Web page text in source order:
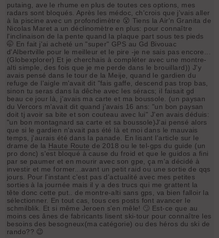
putaing, ave le rhume en plus de toutes ces options, mes
radars sont bloqués. Après les médoc, ch'crois que j'vais aller
à la piscine avec un profondimètre 😮 Tiens la Air'n Granita de
Nicolas Maret a un déclinomètre en plus: pour connaître
l'inclinaison de la pente quand la plaque part sous tes pieds
🤭 En fait j'ai acheté un "super" GPS au Gd Bivouac
d'Albertville pour le meilleur et le pire -je ne sais pas encore...
(Globexplorer) Et je cherchais à compléter avec une montre-
alti simple, des fois que je me perde dans le brouillard)) J'y
avais pensé dans le tour de la Meije, quand le gardien du
refuge de l'aigle m'avait dit "fais gaffe, descend pas trop bas,
sinon tu seras dans la dêche avec les séracs; il faisait gd
beau ce jour là, j'avais ma carte et ma boussole. (un paysan
du Vercors m'avait dit quand j'avais 16 ans: "un bon paysan
doit tj avoir sa bite et son couteau avec lui" J'en avais déduis:
"un bon montagnard sa carte et sa boussole)J'ai pensé alors
que si le gardien n'avait pas été là et moi dans le mauvais
temps, j'aurais été dans la panade. En lisant l'article sur le
drame de la Haute Route de 2018 ou le tel-gps du guide (un
pro donc) s'est bloqué à cause du froid et que le guidos a fini
par se paumer et en mourir avec son gpe, ça m'a décidé à
investir et me former...avant un petit raid ou une sortie de qqs
jours. Pour l'instant c'est pas d'actualité avec mes petites
sorties à la journée mais il y a des trucs qui me grattent la
tête donc cette put.. de montre-alti sans gps, va bien falloir la
sélectionner. En tout cas, tous ces posts font avancer le
schmilblik. Et si même Jeroen s'en mêle! 🙄 Est-ce que au
moins ces ânes de fabricants lisent ski-tour pour connaître les
besoins des besogneux(ma catégorie) ou des héros du ski de
rando?? 😉